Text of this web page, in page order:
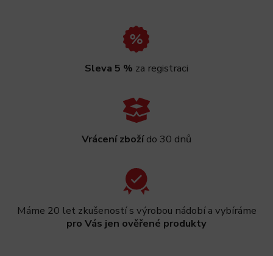
Sleva 5 % za registraci
Vrácení zbožído 30 dnů
Máme 20 let zkušeností s výrobou nádobí a vybíráme
pro Vás jen ověřené produkty